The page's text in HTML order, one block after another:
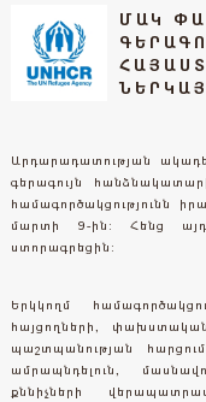
ՄԱԿ
Արդարադատության
գերագույն
համագործակցությունն
մարտի 9-ին: Հենց այդ
ստորագրեցին:
Երկկողմ
հայցողների,
պաշտպանության
ամրապնդելուն,
քննիչների